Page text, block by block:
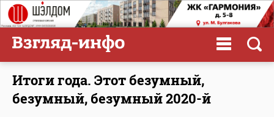
Итоги года. Этот безумный,
безумный, безумный 2020-й